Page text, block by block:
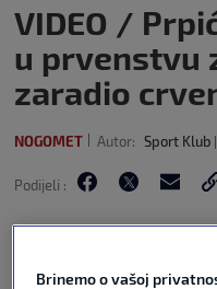
VIDEO /
u prvenstvu
zaradio
NOGOMET Autor: Sport Klub
Podijeli :
Brinemo o vašoj